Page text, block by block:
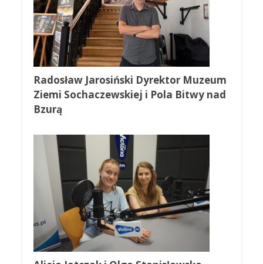
Radosław Jarosiński Dyrektor Muzeum
Ziemi Sochaczewskiej i Pola Bitwy nad
Bzurą